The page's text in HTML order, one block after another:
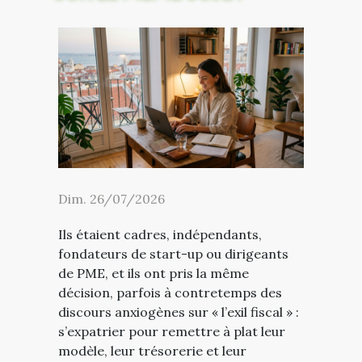
Dim. 26/07/2026
Ils étaient cadres, indépendants,
fondateurs de start-up ou dirigeants
de PME, et ils ont pris la même
décision, parfois à contretemps des
discours anxiogènes sur « l’exil fiscal » :
s’expatrier pour remettre à plat leur
modèle, leur trésorerie et leur